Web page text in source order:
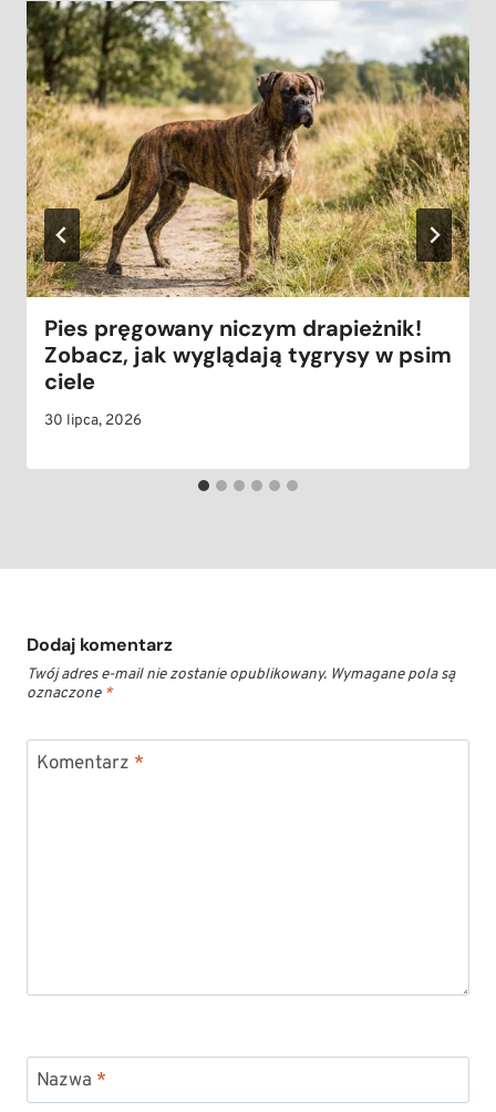
Pies pręgowany niczym drapieżnik!
Zobacz, jak wyglądają tygrysy w psim
ciele
30 lipca, 2026
Dodaj komentarz
Twój adres e-mail nie zostanie opublikowany. Wymagane pola są
oznaczone *
Komentarz *
Nazwa *